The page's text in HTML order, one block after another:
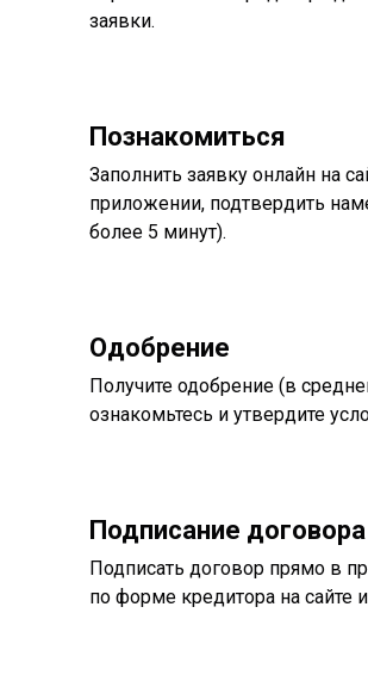
заявки.
Познакомиться
Заполнить заявку онлайн на
приложении, подтвердить
более 5 минут).
Одобрение
Получите одобрение (в
ознакомьтесь и утвердите
Подписание договора
Подписать договор прямо в
по форме кредитора на сайте